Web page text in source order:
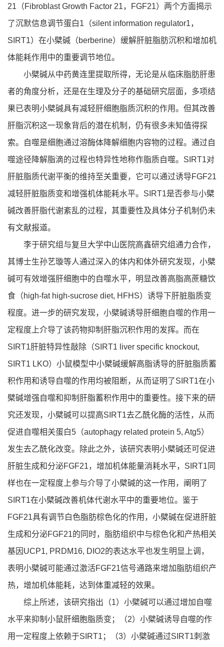
21（Fibroblast Growth Factor 21，FGF21）两个方面揭示
了沉默信息调节蛋白1（silent information regulator1，
SIRT1）在小檗碱（berberine）缓解肝脏脂肪沉积和增加机
体能耗作用中的重要调节地位。
小檗碱从中药黄连里提取所得，无论是从临床脂肪肝患
者的角度分析，还是在生理及分子的基础研究层面，多项结
果已表明小檗碱具有减轻肝细胞脂质沉积的作用。但其改善
肝脂沉积这一现象背后的潜在机制，仍有很多未知值得探
索。自噬是细胞通过溶酶体降解细胞内容物的过程。通过自
噬途径降解脂滴的过程也特异性地称作脂质自噬。SIRT1对
肝脏脂质代谢平衡的维持至关重要，它可以通过诱导FGF21
减轻肝脏脂质变和增强机体能耗水平。SIRT1是否参与小檗
碱改善肝脂代谢紊乱的过程，其重要性及具体分子机制仍未
有文献报道。
李于研究组与复旦大学中山医院高鑫研究组通力合作，
其博士生孙艺璇等人通过深入的体内和体外研究发现，小檗
碱可有效增强肝细胞中的自噬水平，明显改善高脂高蔗糖饮
食（high-fat high-sucrose diet, HFHS）诱导下肝脏脂质变
程度。进一步的研究发现，小檗碱诱导肝细胞自噬的作用一
定程度上介导了该药物抑制肝脂沉积作用的发挥。而在
SIRT1肝脏特异性敲除（SIRT1 liver specific knockout,
SIRT1 LKO）小鼠模型中小檗碱缓解高脂诱导的肝脏脂质蓄
积作用和诱导自噬的作用均被阻断，从而证明了SIRT1在小
檗碱增强自噬和抑制肝脂蓄积作用中的重要性。接下来的研
究还发现，小檗碱可以提高SIRT1去乙酰化酶的活性，从而
促进自噬相关蛋白5（autophagy related protein 5, Atg5）
发生去乙酰化改变。除此之外，该研究表明小檗碱还可促进
肝脏生成和分泌FGF21，增加机体能量消耗水平，SIRT1同
样也在一定程度上参与介导了小檗碱的这一作用，阐明了
SIRT1在小檗碱改善机体代谢水平中的重要地位。鉴于
FGF21具有调节白色脂肪棕色化的作用，小檗碱在促进肝脏
生成和分泌FGF21的同时，脂肪组织中与棕色化和产热相关
基因UCP1, PRDM16, DIO2的表达水平也发生明显上调，
表明小檗碱可能通过激活FGF21信号通路来增加脂肪组织产
热，增加机体能耗，达到体重减轻的效果。
综上所述，该研究指出（1）小檗碱可以通过增加自噬
水平来抑制小鼠肝细胞脂质变；（2）小檗碱诱导自噬的作
用一定程度上依赖于SIRT1；（3）小檗碱通过SIRT1刺激